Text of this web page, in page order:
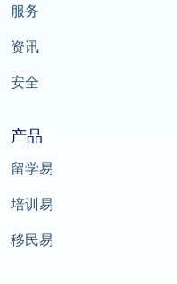
服务
资讯
安全
产品
留学易
培训易
移民易